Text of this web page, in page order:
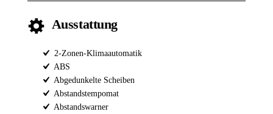
Ausstattung
2-Zonen-Klimaautomatik
ABS
Abgedunkelte Scheiben
Abstandstempomat
Abstandswarner